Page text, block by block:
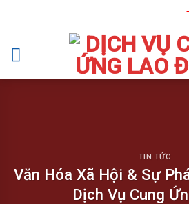
TIN TỨC
Văn Hóa Xã Hội & Sự
Dịch Vụ Cung